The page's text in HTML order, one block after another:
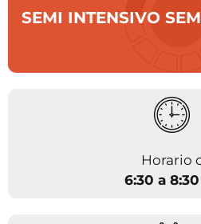
SEMI INTENSIVO
Horario
6:30 a